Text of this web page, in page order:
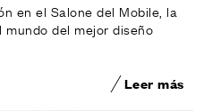
en el Salone del Mobile, la
del mejor diseño
Leer más